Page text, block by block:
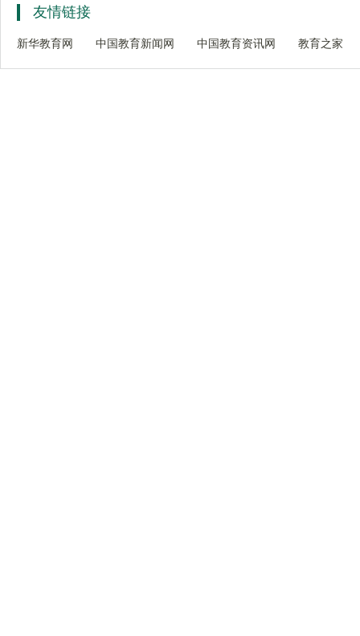
友情链接
新华教育网 中国教育新闻网 中国教育资讯网 教育之家